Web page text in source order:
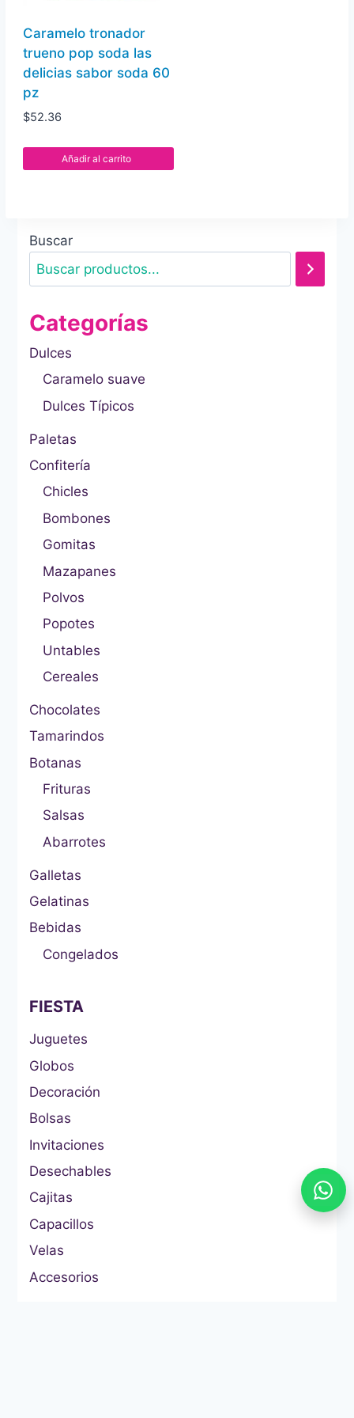
Caramelo tronador
trueno pop soda las
delicias sabor soda 60
pz
$52.36
Añadir al carrito
Buscar
Categorías
Dulces
Caramelo suave
Dulces Típicos
Paletas
Confitería
Chicles
Bombones
Gomitas
Mazapanes
Polvos
Popotes
Untables
Cereales
Chocolates
Tamarindos
Botanas
Frituras
Salsas
Abarrotes
Galletas
Gelatinas
Bebidas
Congelados
FIESTA
Juguetes
Globos
Decoración
Bolsas
Invitaciones
Desechables
Cajitas
Capacillos
Velas
Accesorios